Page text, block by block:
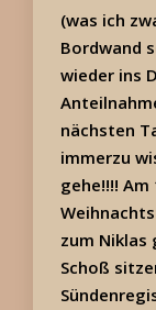
(was ich
Bordwand
wieder ins
nächsten
immerzu
gehe!!!!
zum Niklas
Schoß